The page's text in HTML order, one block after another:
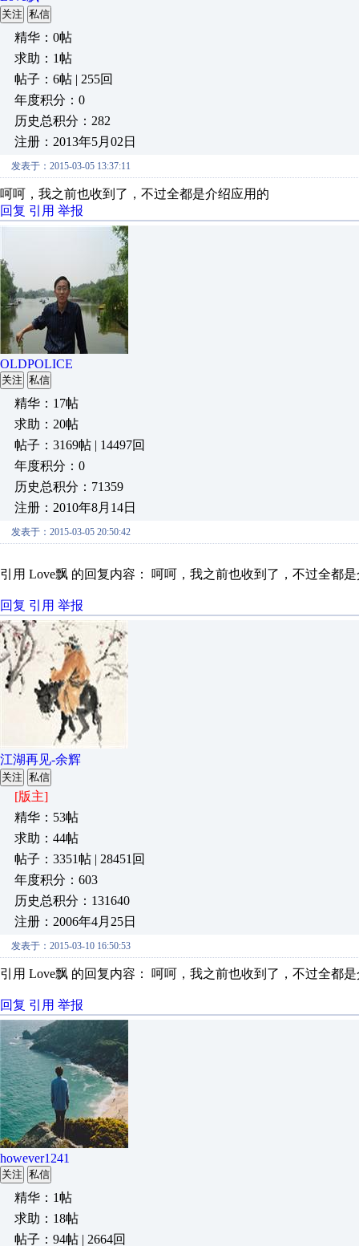
关注 私信
精华：0帖
求助：1帖
帖子：6帖 | 255回
年度积分：0
历史总积分：282
注册：2013年5月02日
发表于：2015-03-05 13:37:11
呵呵，我之前也收到了，不过全都是介绍应用的
回复 引用 举报
OLDPOLICE
关注 私信
精华：17帖
求助：20帖
帖子：3169帖 | 14497回
年度积分：0
历史总积分：71359
注册：2010年8月14日
发表于：2015-03-05 20:50:42
引用 Love飘 的回复内容： 呵呵，我之前也收到了，不过全都
回复 引用 举报
江湖再见-余辉
关注 私信
[版主]
精华：53帖
求助：44帖
帖子：3351帖 | 28451回
年度积分：603
历史总积分：131640
注册：2006年4月25日
发表于：2015-03-10 16:50:53
引用 Love飘 的回复内容： 呵呵，我之前也收到了，不过全都
回复 引用 举报
however1241
关注 私信
精华：1帖
求助：18帖
帖子：94帖 | 2664回